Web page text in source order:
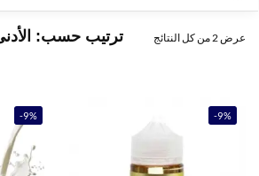
عرض ⁦2⁩ من كل النتائج
-9%
-9%